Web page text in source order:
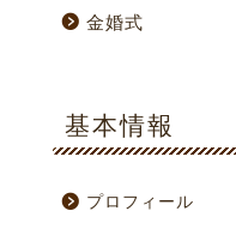
金婚式
基本情報
プロフィール